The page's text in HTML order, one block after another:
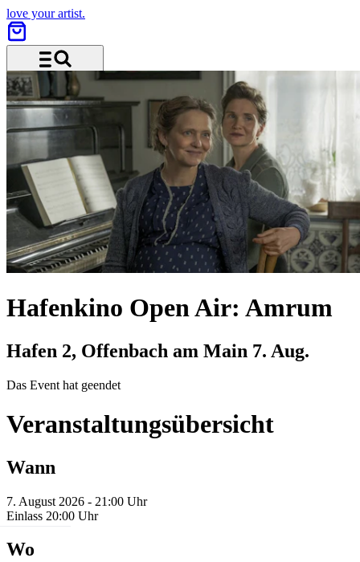
love your artist.
Menü und Suche
Hafenkino Open Air: Amrum
Hafen 2, Offenbach am Main 7. Aug.
Das Event hat geendet
Veranstaltungsübersicht
Wann
7. August 2026 - 21:00 Uhr
Einlass 20:00 Uhr
Wo